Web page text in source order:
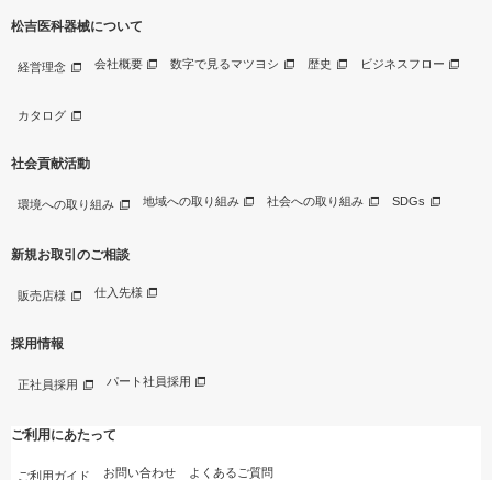
松吉医科器械について
経営理念 会社概要 数字で見るマツヨシ 歴史 ビジネスフロー
カタログ
社会貢献活動
環境への取り組み 地域への取り組み 社会への取り組み SDGs
新規お取引のご相談
販売店様 仕入先様
採用情報
正社員採用 パート社員採用
ご利用にあたって
ご利用ガイド お問い合わせ よくあるご質問